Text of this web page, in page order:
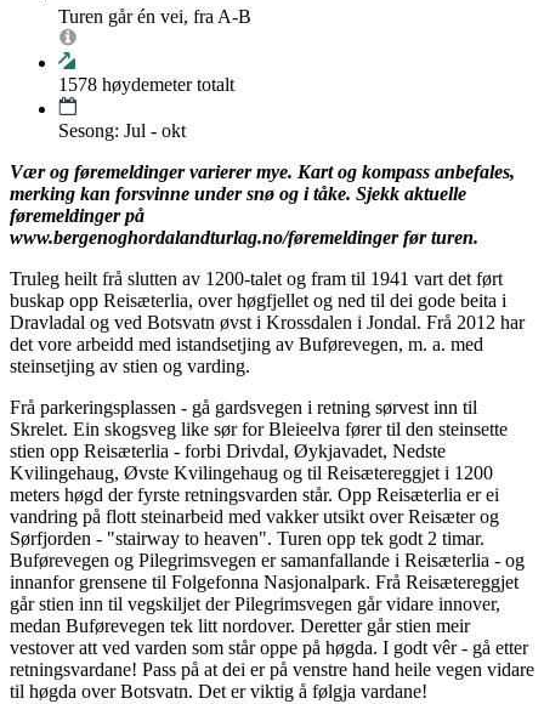
Turen går én vei, fra A-B
1578 høydemeter totalt
Sesong: Jul - okt
Vær og føremeldinger varierer mye. Kart og kompass anbefales,
merking kan forsvinne under snø og i tåke. Sjekk aktuelle
føremeldinger på
www.bergenoghordalandturlag.no/føremeldinger før turen.
Truleg heilt frå slutten av 1200-talet og fram til 1941 vart det ført
buskap opp Reisæterlia, over høgfjellet og ned til dei gode beita i
Dravladal og ved Botsvatn øvst i Krossdalen i Jondal. Frå 2012 har
det vore arbeidd med istandsetjing av Buførevegen, m. a. med
steinsetjing av stien og varding.
Frå parkeringsplassen - gå gardsvegen i retning sørvest inn til
Skrelet. Ein skogsveg like sør for Bleieelva fører til den steinsette
stien opp Reisæterlia - forbi Drivdal, Øykjavadet, Nedste
Kvilingehaug, Øvste Kvilingehaug og til Reisætereggjet i 1200
meters høgd der fyrste retningsvarden står. Opp Reisæterlia er ei
vandring på flott steinarbeid med vakker utsikt over Reisæter og
Sørfjorden - "stairway to heaven". Turen opp tek godt 2 timar.
Buførevegen og Pilegrimsvegen er samanfallande i Reisæterlia - og
innanfor grensene til Folgefonna Nasjonalpark. Frå Reisætereggjet
går stien inn til vegskiljet der Pilegrimsvegen går vidare innover,
medan Buførevegen tek litt nordover. Deretter går stien meir
vestover att ved varden som står oppe på høgda. I godt vêr - gå etter
retningsvardane! Pass på at dei er på venstre hand heile vegen vidare
til høgda over Botsvatn. Det er viktig å følgja vardane!